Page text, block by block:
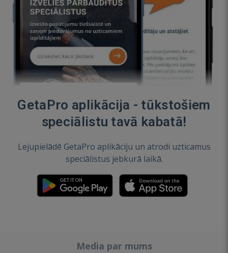
GetaPro aplikācija - tūkstošiem
speciālistu tavā kabatā!
Lejupielādē GetaPro aplikāciju un atrodi uzticamus
speciālistus jebkurā laikā.
Media par mums